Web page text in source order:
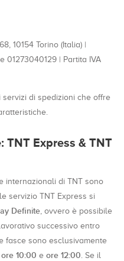
10154 Torino (Italia) |
01273040129 | Partita IVA
di spedizioni che offre
TNT Express & TNT
internazionali di TNT sono
servizio TNT Express si
Definite, ovvero è possibile
successivo entro
fasce sono esclusivamente
ore 10:00 e ore 12:00. Se il